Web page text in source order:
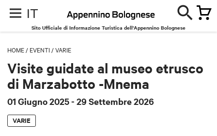
IT
Sito Ufficiale di Informazione Turistica dell'Appennino Bolognese
HOME / EVENTI /VARIE
Visite guidate al museo etrusco
di Marzabotto -Mnema
01 Giugno 2025- 29 Settembre 2026
VARIE